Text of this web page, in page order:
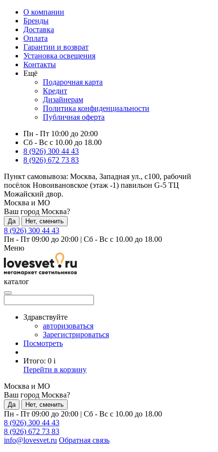
О компании
Бренды
Доставка
Оплата
Гарантии и возврат
Установка освещения
Контакты
Ещё
Подарочная карта
Кредит
Дизайнерам
Политика конфиденциальности
Публичная оферта
Пн - Пт 10:00 до 20:00
Сб - Вс с 10.00 до 18.00
8 (926) 300 44 43
8 (926) 672 73 83
Пункт самовывоза: Москва, Западная ул., с100, рабочий
посёлок Новоивановское (этаж -1) павильон G-5 ТЦ
Можайский двор.
Москва и МО
Ваш город Москва?
Да Нет, сменить
8 (926) 300 44 43
Пн - Пт 09:00 до 20:00 | Сб - Вс с 10.00 до 18.00
Меню
каталог
Здравствуйте
авторизоваться
Зарегистрироваться
Посмотреть
Итого: 0 i
Перейти в корзину
Москва и МО
Ваш город Москва?
Да Нет, сменить
Пн - Пт 09:00 до 20:00 | Сб - Вс с 10.00 до 18.00
8 (926) 300 44 43
8 (926) 672 73 83
info@lovesvet.ru Обратная связь